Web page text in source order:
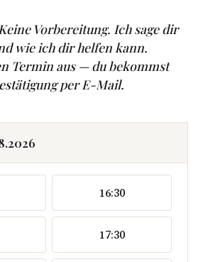
Vorbereitung. Ich sage dir
wie ich dir helfen kann.
Termin aus — du bekommst
per E-Mail.
16:30
17:30